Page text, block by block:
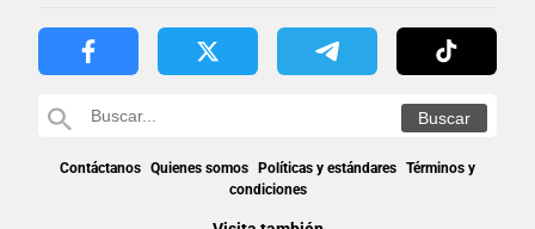
Contáctanos Quienes somos Políticas y estándares Términos y
condiciones